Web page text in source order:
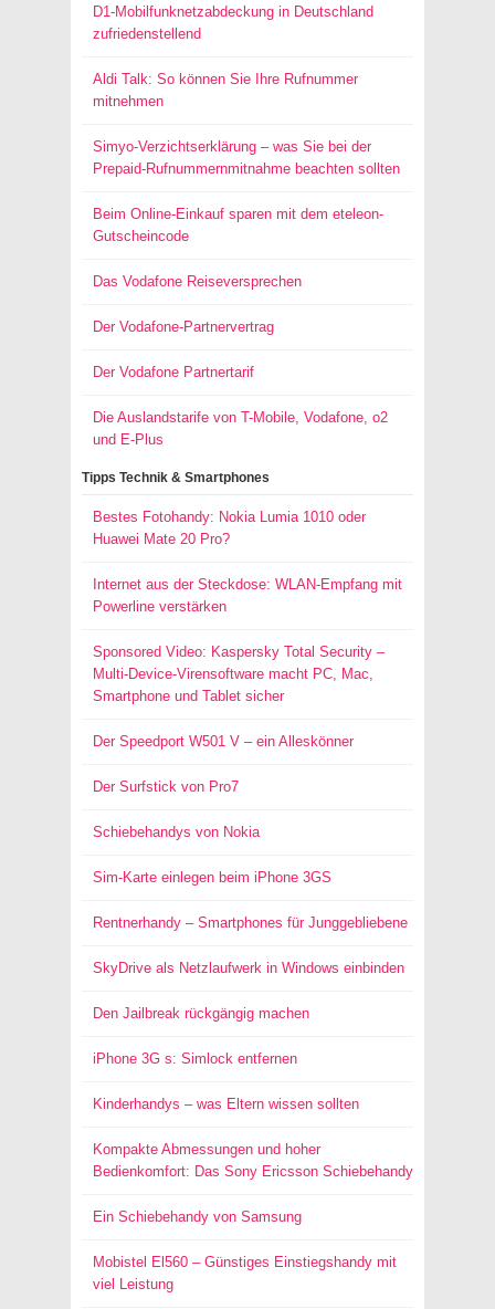
D1-Mobilfunknetzabdeckung in Deutschland
zufriedenstellend
Aldi Talk: So können Sie Ihre Rufnummer
mitnehmen
Simyo-Verzichtserklärung – was Sie bei der
Prepaid-Rufnummernmitnahme beachten sollten
Beim Online-Einkauf sparen mit dem eteleon-
Gutscheincode
Das Vodafone Reiseversprechen
Der Vodafone-Partnervertrag
Der Vodafone Partnertarif
Die Auslandstarife von T-Mobile, Vodafone, o2
und E-Plus
Tipps Technik & Smartphones
Bestes Fotohandy: Nokia Lumia 1010 oder
Huawei Mate 20 Pro?
Internet aus der Steckdose: WLAN-Empfang mit
Powerline verstärken
Sponsored Video: Kaspersky Total Security –
Multi-Device-Virensoftware macht PC, Mac,
Smartphone und Tablet sicher
Der Speedport W501 V – ein Alleskönner
Der Surfstick von Pro7
Schiebehandys von Nokia
Sim-Karte einlegen beim iPhone 3GS
Rentnerhandy – Smartphones für Junggebliebene
SkyDrive als Netzlaufwerk in Windows einbinden
Den Jailbreak rückgängig machen
iPhone 3G s: Simlock entfernen
Kinderhandys – was Eltern wissen sollten
Kompakte Abmessungen und hoher
Bedienkomfort: Das Sony Ericsson Schiebehandy
Ein Schiebehandy von Samsung
Mobistel El560 – Günstiges Einstiegshandy mit
viel Leistung